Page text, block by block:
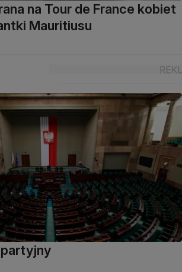
na Tour de France kobiet
Mauritiusu